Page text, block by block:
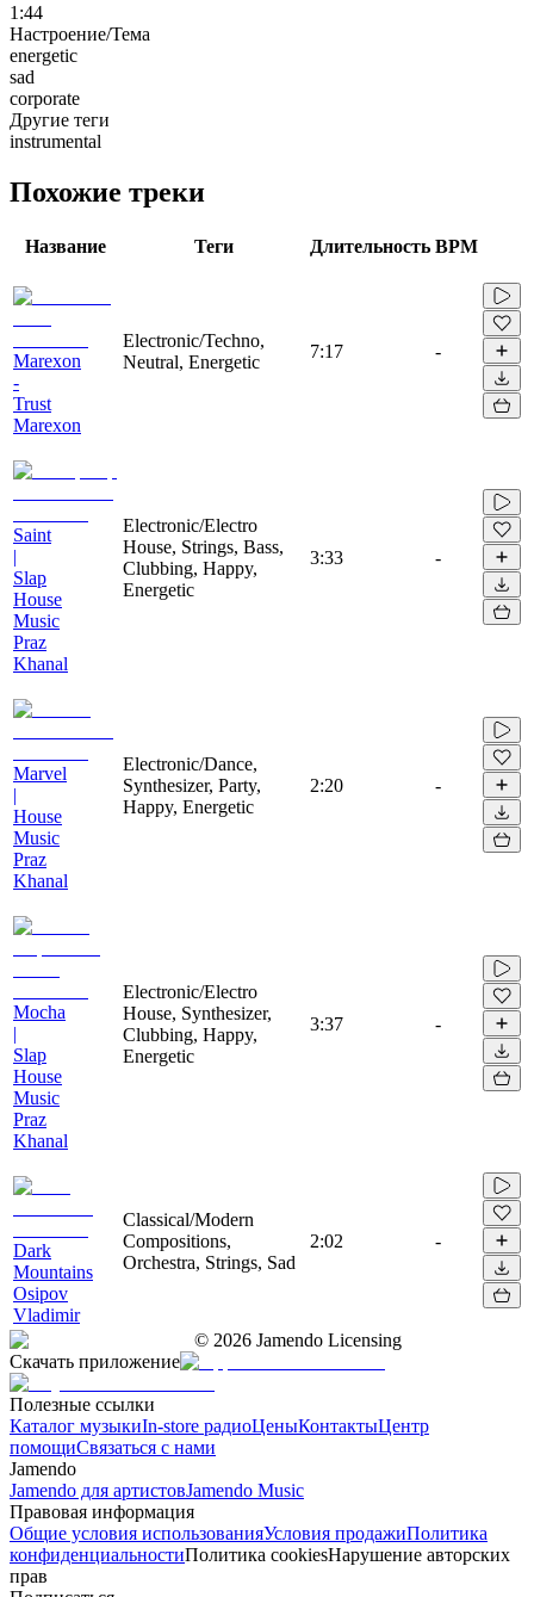
1:44
Настроение/Тема
energetic
sad
corporate
Другие теги
instrumental
Похожие треки
Название Теги Длительность BPM
Marexon
-
Trust
Marexon
Electronic/Techno,
Neutral, Energetic
7:17 -
Saint
|
Slap
House
Music
Praz
Khanal
Electronic/Electro
House, Strings, Bass,
Clubbing, Happy,
Energetic
3:33 -
Marvel
|
House
Music
Praz
Khanal
Electronic/Dance,
Synthesizer, Party,
Happy, Energetic
2:20 -
Mocha
|
Slap
House
Music
Praz
Khanal
Electronic/Electro
House, Synthesizer,
Clubbing, Happy,
Energetic
3:37 -
Dark
Mountains
Osipov
Vladimir
Classical/Modern
Compositions,
Orchestra, Strings, Sad
2:02 -
© 2026 Jamendo Licensing
Скачать приложение
Полезные ссылки
Каталог музыкиIn-store радиоЦеныКонтактыЦентр
помощиСвязаться с нами
Jamendo
Jamendo для артистовJamendo Music
Правовая информация
Общие условия использованияУсловия продажиПолитика
конфиденциальностиПолитика cookiesНарушение авторских
прав